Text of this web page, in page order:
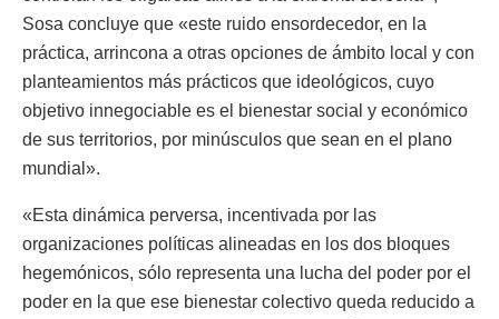
Sosa concluye que «este ruido ensordecedor, en la
práctica, arrincona a otras opciones de ámbito local y con
planteamientos más prácticos que ideológicos, cuyo
objetivo innegociable es el bienestar social y económico
de sus territorios, por minúsculos que sean en el plano
mundial».
«Esta dinámica perversa, incentivada por las
organizaciones políticas alineadas en los dos bloques
hegemónicos, sólo representa una lucha del poder por el
poder en la que ese bienestar colectivo queda reducido a